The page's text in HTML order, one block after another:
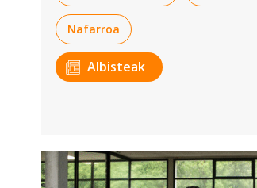
Nafarroa
Albisteak